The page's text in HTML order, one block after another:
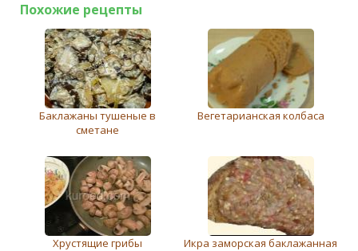
Похожие рецепты
Баклажаны тушеные в
сметане
Вегетарианская колбаса
Хрустящие грибы Икра заморская баклажанная